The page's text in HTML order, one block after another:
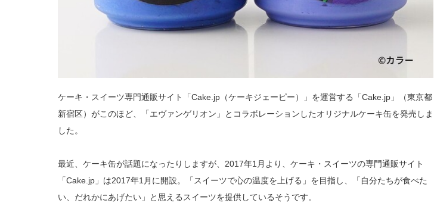
ケーキ・スイーツ専門通販サイト「Cake.jp（ケーキジェーピー）」を運営する「Cake.jp」（東京都
新宿区）がこのほど、「エヴァンゲリオン」とコラボレーションしたオリジナルケーキ缶を発売しま
した。
最近、ケーキ缶が話題になったりしますが、2017年1月より、ケーキ・スイーツの専門通販サイト
「Cake.jp」は2017年1月に開設。「スイーツで心の温度を上げる」を目指し、「自分たちが食べた
い、だれかにあげたい」と思えるスイーツを提供しているそうです。